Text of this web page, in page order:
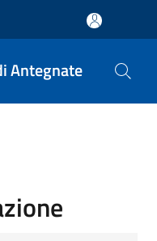
Antegnate